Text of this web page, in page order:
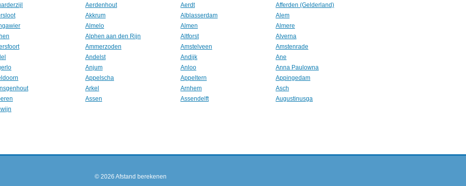
Aerdenhout Aerdt
Afferden (Gelderland)
Akkrum Alblasserdam
Alem
Almelo Almen
Almere
Alphen aan den Rijn Altforst
Alverna
Ammerzoden Amstelveen
Amstenrade
Andelst Andijk
Ane
Anjum Anloo
Anna Paulowna
Appelscha Appeltern
Appingedam
Arkel Arnhem
Asch
Assen Assendelft
Augustinusga
© 2026 Afstand berekenen